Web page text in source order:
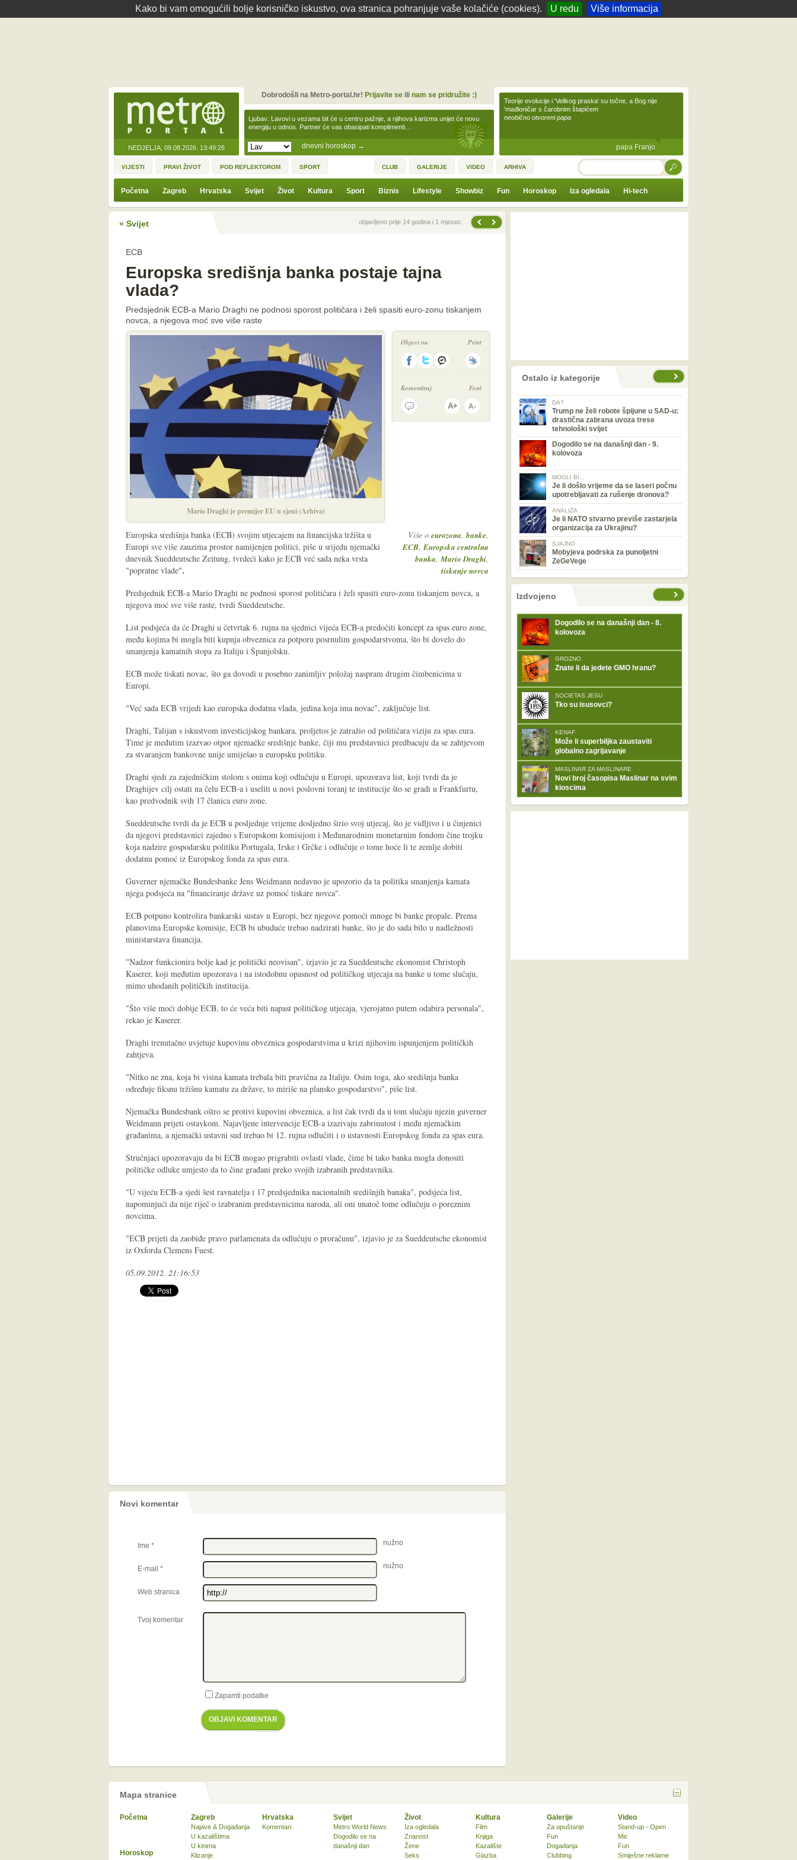
Kako bi vam omogućili bolje korisničko iskustvo, ova stranica pohranjuje vaše kolačiće (cookies). U redu Više informacija
NEDJELJA, 09.08.2026. 13:49:26 dnevni horoskop →
Ljubav: Lavovi u vezama bit će u centru pažnje, a njihova karizma unijet će novu
energiju u odnos. Partner će vas obasipati komplimenti…
Dobrodošli na Metro-portal.hr! Prijavite seili nam se pridružite :)
Teorije evolucije i 'Velikog praska' su točne, a Bog nije
'mađioničar s čarobnim štapićem
neobično otvoreni papa
papa Franjo
VIJESTI PRAVI ŽIVOT POD REFLEKTOROM SPORT CLUB GALERIJE VIDEO ARHIVA TRAŽI
Početna Zagreb Hrvatska Svijet Život Kultura Sport Biznis Lifestyle Showbiz Fun Horoskop Iza ogledala Hi-tech
« Svijet Prethodna vijestobjavljeno prije 14 godina i 1 mjesec
ECB
Europska središnja banka postaje tajna
vlada?
Predsjednik ECB-a Mario Draghi ne podnosi sporost političara i želi spasiti euro-zonu tiskanjem
novca, a njegova moć sve više raste
Mario Draghi je premijer EU u sjeni (Arhiva)
Objavi na Print
Komentiraj Font
Više o eurozona, banke,
ECB,Europska centralna
banka,Mario Draghi,
tiskanje novca
Europska središnja banka (ECB) svojim utjecajem na financijska tržišta u
Europi sve više zauzima prostor namijenjen politici, piše u srijedu njemački
dnevnik Sueddeutsche Zeitung, tvrdeći kako je ECB već sada neka vrsta
"popratne vlade".
Predsjednik ECB-a Mario Draghi ne podnosi sporost političara i želi spasiti euro-zonu tiskanjem novca, a
njegova moć sve više raste, tvrdi Sueddeutsche.
List podsjeća da će Draghi u četvrtak 6. rujna na sjednici vijeća ECB-a predočiti koncept za spas euro zone,
među kojima bi mogla biti kupnja obveznica za potporu posrnulim gospodarstvoma, što bi dovelo do
smanjenja kamatnih stopa za Italiju i Španjolsku.
ECB može tiskati novac, što ga dovodi u posebno zanimljiv položaj naspram drugim čimbenicima u
Europi.
"Već sada ECB vrijedi kao europska dodatna vlada, jedina koja ima novac", zaključuje list.
Draghi, Talijan s iskustvom investicijskog bankara, proljetos je zatražio od političara viziju za spas eura.
Time je međutim izazvao otpor njemačke središnje banke, čiji mu predstavnici predbacuju da se zahtjevom
za stvaranjem bankovne unije umiješao u europsku politiku.
Draghi sjedi za zajedničkim stolom s onima koji odlučuju u Europi, upozorava list, koji tvrdi da je
Draghijev cilj ostati na čelu ECB-a i useliti u novi poslovni toranj te institucije što se gradi u Frankfurtu,
kao predvodnik svih 17 članica euro zone.
Sueddeutsche tvrdi da je ECB u posljednje vrijeme dosljedno širio svoj utjecaj, što je vidljivo i u činjenici
da njegovi predstavnici zajedno s Europskom komisijom i Međunarodnim monetarnim fondom čine trojku
koja nadzire gospodarsku politiku Portugala, Irske i Grčke i odlučuje o tome hoće li te zemlje dobiti
dodatnu pomoć iz Europskog fonda za spas eura.
Guverner njemačke Bundesbanke Jens Weidmann nedavno je upozorio da ta politika smanjenja kamata
njega podsjeća na "financiranje države uz pomoć tiskare novca".
ECB potpuno kontrolira bankarski sustav u Europi, bez njegove pomoći mnoge bi banke propale. Prema
planovima Europske komisije, ECB bi ubuduće trebao nadzirati banke, što je do sada bilo u nadležnosti
ministarstava financija.
"Nadzor funkcionira bolje kad je politički neovisan", izjavio je za Sueddeutsche ekonomist Christoph
Kaserer, koji međutim upozorava i na istodobnu opasnost od političkog utjecaja na banke u tome slučaju,
mimo uhodanih političkih institucija.
"Što više moći dobije ECB, to će veća biti napast političkog utjecaja, vjerojatno putem odabira personala",
rekao je Kaserer.
Draghi trenutačno uvjetuje kupovinu obveznica gospodarstvima u krizi njihovim ispunjenjem političkih
zahtjeva.
"Nitko ne zna, koja bi visina kamata trebala biti pravična za Italiju. Osim toga, ako središnja banka
određuje fiksnu tržišnu kamatu za države, to miriše na plansko gospodarstvo", piše list.
Njemačka Bundesbank oštro se protivi kupovini obveznica, a list čak tvrdi da u tom slučaju njezin guverner
Weidmann prijeti ostavkom. Najavljene intervencije ECB-a izazivaju zabrinutost i među njemačkim
građanima, a njemački ustavni sud trebao bi 12. rujna odlučiti i o ustavnosti Europskog fonda za spas eura.
Stručnjaci upozoravaju da bi ECB mogao prigrabiti ovlasti vlade, čime bi tako banka mogla donositi
političke odluke umjesto da to čine građani preko svojih izabranih predstavnika.
"U vijeću ECB-a sjedi šest ravnatelja i 17 predsjednika nacionalnih središnjih banaka", podsjeća list,
napominjući da nije riječ o izabranim predstavnicima naroda, ali oni unatoč tome odlučuju o poreznim
novcima.
"ECB prijeti da zaobiđe pravo parlamenata da odlučuju o proračunu", izjavio je za Sueddeutsche ekonomist
iz Oxforda Clemens Fuest.
05.09.2012. 21:16:53
Novi komentar
Ime * nužno
E-mail * nužno
Web stranica
Tvoj komentar
Zapamti podatke
OBJAVI KOMENTAR
Ostalo iz kategorije
DA?
Trump ne želi robote špijune u SAD-u:
drastična zabrana uvoza trese
tehnološki svijet
Dogodilo se na današnji dan - 9.
kolovoza
MOGLI BI...
Je li došlo vrijeme da se laseri počnu
upotrebljavati za rušenje dronova?
ANALIZA
Je li NATO stvarno previše zastarjela
organizacija za Ukrajinu?
SJAJNO
Mobyjeva podrska za punoljetni
ZeGeVege
nema prethodne stranice
sljedećeIzdvojeno
Dogodilo se na današnji dan - 8.
kolovoza
GROZNO
Znate li da jedete GMO hranu?
SOCIETAS JESU
Tko su isusovci?
KENAF
Može li superbiljka zaustaviti
globalno zagrijavanje
MASLINAR ZA MASLINARE
Novi broj časopisa Maslinar na svim
kioscima
Mapa stranice
Početna Zagreb
Najave & Događanja
U kazalištima
U kinima
Klizanje
Hrvatska
Komentari
Svijet
Metro World News
Dogodilo se na
današnji dan
Život
Iza ogledala
Znanost
Žene
Seks
Kultura
Film
Knjiga
Kazalište
Glazba
Horoskop
Galerije
Za opuštanje
Fun
Događanja
Clubbing
Video
Stand-up - Open
Mic
Fun
Smiješne reklame